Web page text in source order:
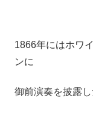
1866年にはホワ
ンに
御前演奏を披露し